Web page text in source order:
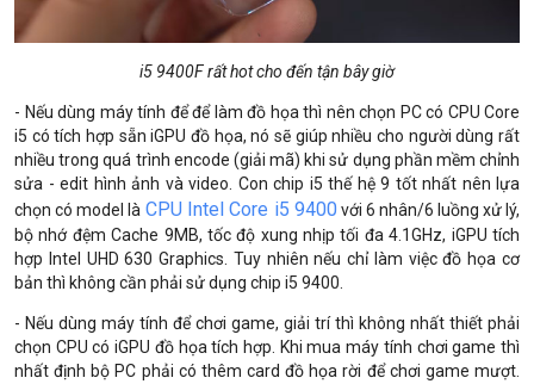
i5 9400F rất hot cho đến tận bây giờ
- Nếu dùng máy tính để để làm đồ họa thì nên chọn PC có CPU Core
i5 có tích hợp sẵn iGPU đồ họa, nó sẽ giúp nhiều cho người dùng rất
nhiều trong quá trình encode (giải mã) khi sử dụng phần mềm chỉnh
sửa - edit hình ảnh và video. Con chip i5 thế hệ 9 tốt nhất nên lựa
chọn có model là CPU Intel Core i5 9400 với 6 nhân/6 luồng xử lý,
bộ nhớ đệm Cache 9MB, tốc độ xung nhịp tối đa 4.1GHz, iGPU tích
hợp Intel UHD 630 Graphics. Tuy nhiên nếu chỉ làm việc đồ họa cơ
bản thì không cần phải sử dụng chip i5 9400.
- Nếu dùng máy tính để chơi game, giải trí thì không nhất thiết phải
chọn CPU có iGPU đồ họa tích hợp. Khi mua máy tính chơi game thì
nhất định bộ PC phải có thêm card đồ họa rời để chơi game mượt.